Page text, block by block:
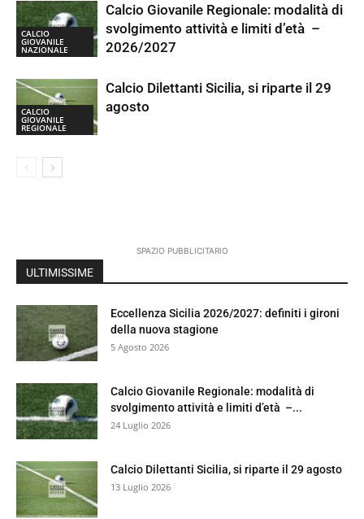
CALCIO
GIOVANILE
NAZIONALE
Calcio Giovanile Regionale: modalità di
svolgimento attività e limiti d’età –
2026/2027
CALCIO
GIOVANILE
REGIONALE
Calcio Dilettanti Sicilia, si riparte il 29
agosto
SPAZIO PUBBLICITARIO
ULTIMISSIME
Eccellenza Sicilia 2026/2027: definiti i gironi
della nuova stagione
5 Agosto 2026
Calcio Giovanile Regionale: modalità di
svolgimento attività e limiti d’età –...
24 Luglio 2026
Calcio Dilettanti Sicilia, si riparte il 29 agosto
13 Luglio 2026